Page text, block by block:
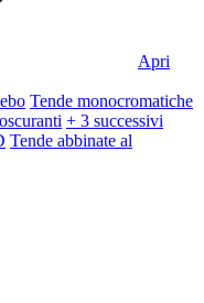
Apri
Tende monocromatiche
+ 3 successivi
Tende abbinate al